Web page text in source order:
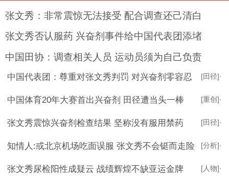
张文秀：非常震惊无法接受 配合调查还己清白
张文秀否认服药 兴奋剂事件给中国代表团添堵
中国田协：调查相关人员 运动员须为自己负责
·
[田径]
中国代表团：尊重对张文秀判罚 对兴奋剂零容忍
·
[重创]
中国体育20年大赛首出兴奋剂 田径遭当头一棒
·
[田径]
张文秀震惊兴奋剂检查结果 坚称没有服用禁药
·
[分析]
知情人:或北京机场吃面误服 张文秀不会铤而走险
·
[人物]
张文秀尿检阳性成疑云 战绩辉煌不缺亚运金牌